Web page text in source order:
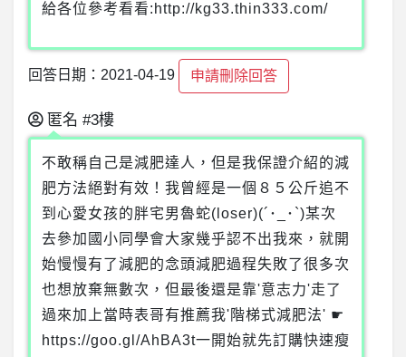
給各位參考看看:http://kg33.thin333.com/
回答日期：2021-04-19 申請刪除回答
匿名 #3樓
不敢稱自己是減肥達人，但是我保證介紹的減
肥方法絕對有效！我曾經是一個８５公斤追不
到心愛女孩的胖宅男魯蛇(loser)(´･_･`)某次
去參加國小同學會大家幾乎認不出我來，就開
始慢慢有了減肥的念頭減肥過程失敗了很多次
也想放棄無數次，但最後還是靠'意志力'走了
過來加上當時表哥有推薦我'階梯式減肥法' ☛
https://goo.gl/AhBA3t一開始就先訂購快速瘦